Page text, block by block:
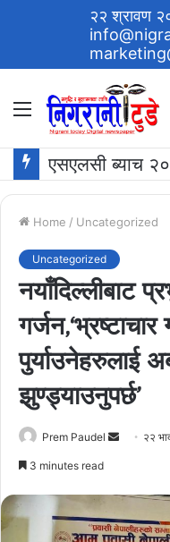
२२ श्रावण
Menu
Home / Uncategorized
Uncategorized
नयाँदिल्लीबाट
पुर्याउनेहरुलाई
झुण्ड्याउनुपर्छ’
Prem Paudel
Send २२
3 minutes read